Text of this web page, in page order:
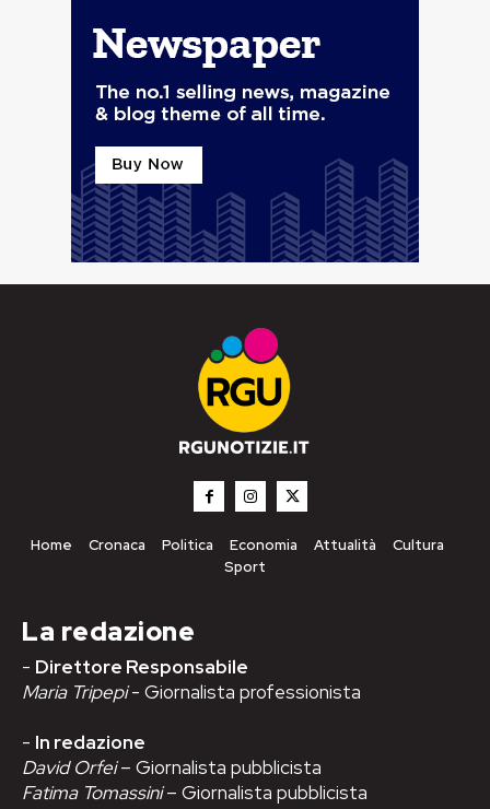
Home Cronaca Politica Economia Attualità
Cultura
Sport
La redazione
- Direttore Responsabile
Maria Tripepi- Giornalista professionista
- In redazione
David Orfei– Giornalista pubblicista
Fatima Tomassini– Giornalista pubblicista